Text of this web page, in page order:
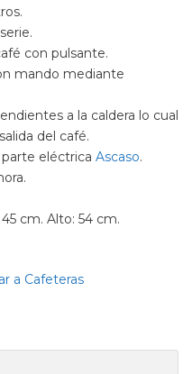
con pulsante.
mando mediante
a la caldera lo cual
del café.
eléctrica Ascaso.
cm. Alto: 54 cm.
a Cafeteras